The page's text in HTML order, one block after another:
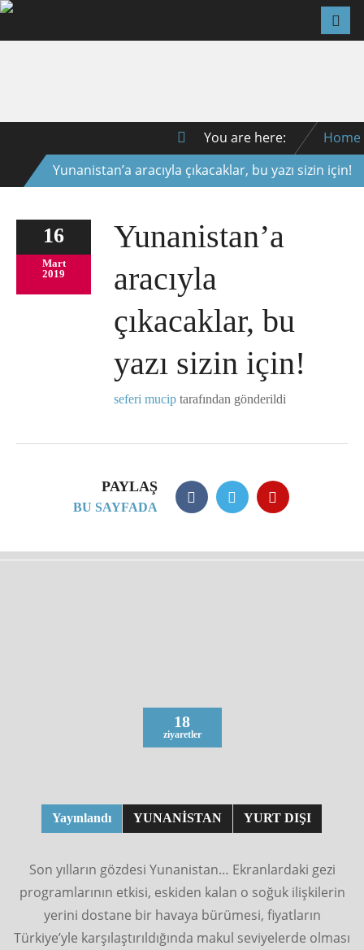
You are here:
Home
Yunanistan’a aracıyla çıkacaklar, bu yazı sizin için!
16
Mart
2019
Yunanistan’a
aracıyla
çıkacaklar, bu
yazı sizin için!
seferi mucip tarafından gönderildi
PAYLAŞ
BU SAYFADA
18
ziyaretler
Yayınlandı YUNANISTAN YURT DIŞI
Son yılların gözdesi Yunanistan… Ekranlardaki gezi
programlarının etkisi, eskiden kalan o soğuk ilişkilerin
yerini dostane bir havaya bürümesi, fiyatların
Türkiye’yle karşılaştırıldığında makul seviyelerde olması